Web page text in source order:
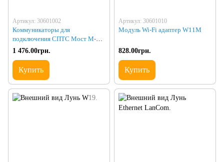
Артикул: 30601002
Коммуникаторы для
подключения СПТС Мост M-
GSM
1 476.00грн.
Купить
Артикул: 30601010
Модуль Wi-Fi адаптер W11М
828.00грн.
Купить